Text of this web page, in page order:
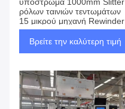
υπόστρωμα 1000mm Slitter
ρόλων ταινιών τεντωμάτων
15 μικρού μηχανή Rewinder
Βρείτε την καλύτερη τιμή